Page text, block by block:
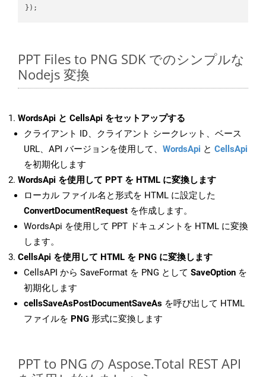
PPT Files to PNG SDK でのシンプルな
Nodejs 変換
WordsApi と CellsApi をセットアップする
クライアント ID、クライアント シークレット、ベース
URL、API バージョンを使用して、 WordsApi と CellsApi
を初期化します
WordsApi を使用して PPT を HTML に変換します
ローカル ファイル名と形式を HTML に設定した
ConvertDocumentRequest を作成します。
WordsApi を使用して PPT ドキュメントを HTML に変換
します。
CellsApi を使用して HTML を PNG に変換します
CellsAPI から SaveFormat を PNG として SaveOption を
初期化します
cellsSaveAsPostDocumentSaveAs を呼び出して HTML
ファイルを PNG 形式に変換します
PPT to PNG の Aspose.Total REST API